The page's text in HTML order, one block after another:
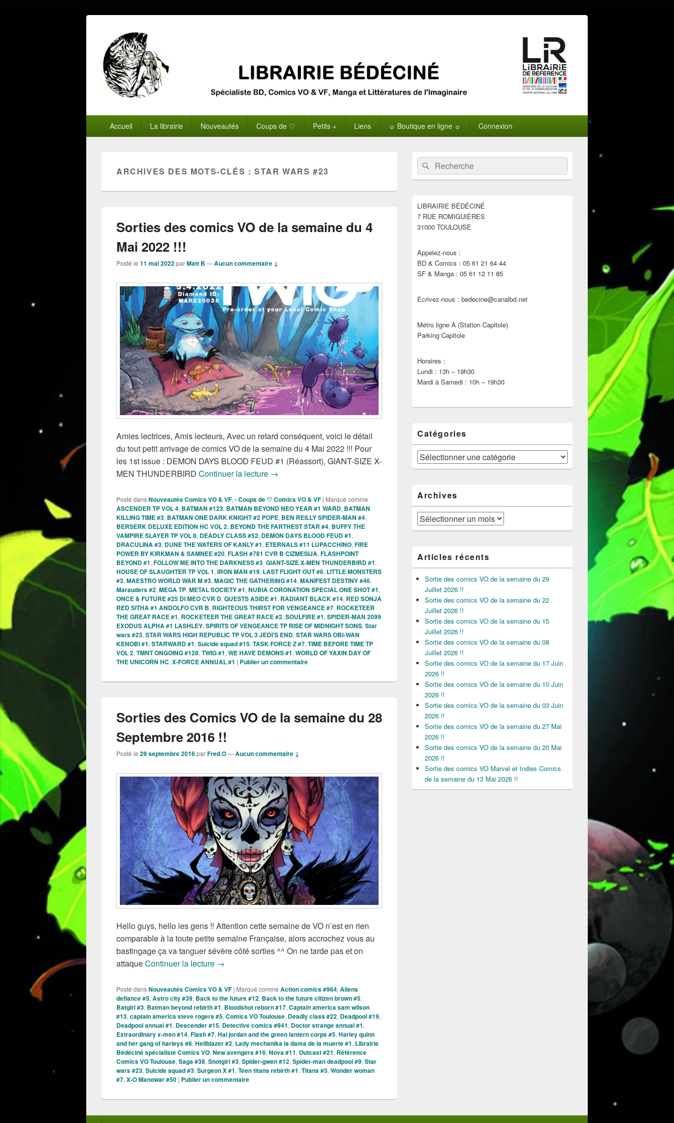
principalAccueil La librairie Nouveautés Coups de ♡ Petits + Liens ☼ Boutique en ligne ☼ Connexion
ARCHIVES DES MOTS-CLÉS :STAR WARS #23
Sorties des comics VO de la semaine du 4
Mai 2022 !!!
Posté le 11 mai 2022parMatt B —Aucun commentaire ↓
Amies lectrices, Amis lecteurs, Avec un retard conséquent, voici le détail
du tout petit arrivage de comics VO de la semaine du 4 Mai 2022 !!! Pour
les 1st issue : DEMON DAYS BLOOD FEUD #1 (Réassort), GIANT-SIZE X-
MEN THUNDERBIRD Continuer la lecture Sorties des comics VO de la semaine du 4 Mai 2022 !!!
→
Posté dansNouveautés Comics VO & VF, › Coups de ♡ Comics VO & VF | Marqué comme
ASCENDER TP VOL 4, BATMAN #123, BATMAN BEYOND NEO YEAR #1 WARD, BATMAN
KILLING TIME #3, BATMAN ONE DARK KNIGHT #2 POPE, BEN REILLY SPIDER-MAN #4,
BERSERK DELUXE EDITION HC VOL 2, BEYOND THE FARTHEST STAR #4, BUFFY THE
VAMPIRE SLAYER TP VOL 8, DEADLY CLASS #52, DEMON DAYS BLOOD FEUD #1,
DRACULINA #3, DUNE THE WATERS OF KANLY #1, ETERNALS #11 LUPACCHINO, FIRE
POWER BY KIRKMAN & SAMNEE #20, FLASH #781 CVR B CIZMESIJA, FLASHPOINT
BEYOND #1, FOLLOW ME INTO THE DARKNESS #3, GIANT-SIZE X-MEN THUNDERBIRD #1,
HOUSE OF SLAUGHTER TP VOL 1, IRON MAN #19, LAST FLIGHT OUT #6, LITTLE MONSTERS
#3, MAESTRO WORLD WAR M #3, MAGIC THE GATHERING #14, MANIFEST DESTINY #46,
Marauders #2, MEGA TP, METAL SOCIETY #1, NUBIA CORONATION SPECIAL ONE SHOT #1,
ONCE & FUTURE #25 DI MEO CVR D, QUESTS ASIDE #1, RADIANT BLACK #14, RED SONJA
RED SITHA #1 ANDOLFO CVR B, RIGHTEOUS THIRST FOR VENGEANCE #7, ROCKETEER
THE GREAT RACE #1, ROCKETEER THE GREAT RACE #2, SOULFIRE #1, SPIDER-MAN 2099
EXODUS ALPHA #1 LASHLEY, SPIRITS OF VENGEANCE TP RISE OF MIDNIGHT SONS, Star
wars #23, STAR WARS HIGH REPUBLIC TP VOL 3 JEDI'S END, STAR WARS OBI-WAN
KENOBI #1, STARWARD #1, Suicide squad #15, TASK FORCE Z #7, TIME BEFORE TIME TP
VOL 2, TMNT ONGOING #128, TWIG #1, WE HAVE DEMONS #1, WORLD OF YAXIN DAY OF
THE UNICORN HC, X-FORCE ANNUAL #1 | Publier un commentaire
Sorties des Comics VO de la semaine du 28
Septembre 2016 !!
Posté le 29 septembre 2016parFred.O—Aucun commentaire ↓
Hello guys, hello les gens !! Attention cette semaine de VO n’est en rien
comparable à la toute petite semaine Française, alors accrochez vous au
bastingage ça va tanguer sévère côté sorties ^^ On ne tarde pas et on
attaqueContinuer la lecture Sorties des Comics VO de la semaine du 28 Septembre 2016 !!
→
Posté dansNouveautés Comics VO & VF | Marqué comme Action comics #964, Aliens
defiance #5, Astro city #39, Back to the future #12, Back to the future citizen brown #5,
Batgirl #3, Batman beyond rebirth #1, Bloodshot reborn #17, Captain america sam wilson
#13, captain america steve rogers #5, Comics VO Toulouse, Deadly class #22, Deadpool #19,
Deadpool annual #1, Descender #15, Detective comics #941, Doctor strange annual #1,
Extraordinary x-men #14, Flash #7, Hal jordan and the green lantern corps #5, Harley quinn
and her gang of harleys #6, Hellblazer #2, Lady mechanika la dama de la muerte #1, Librairie
Bédéciné spécialiste Comics VO, New avengers #16, Nova #11, Outcast #21, Référence
Comics VO Toulouse, Saga #38, Snotgirl #3, Spider-gwen #12, Spider-man deadpool #9, Star
wars #23, Suicide squad #3, Surgeon X #1, Teen titans rebirth #1, Titans #3, Wonder woman
#7, X-O Manowar #50 | Publier un commentaire
Zone
principale
de
widget
barre
latérale
Recherche :Rechercher
LIBRAIRIE BÉDÉCINÉ
7 RUE ROMIGUIÈRES
31000 TOULOUSE
Appelez-nous :
BD & Comics : 05 61 21 64 44
SF & Manga : 05 61 12 11 85
Ecrivez-nous : bedecine@canalbd.net
Métro ligne A (Station Capitole)
Parking Capitole
Horaires :
Lundi : 13h – 19h30
Mardi à Samedi : 10h – 19h30
Catégories
Catégories
Archives
Archives
Articles récents
Sortie des comics VO de la semaine du 29
Juillet 2026 !!
Sortie des comics VO de la semaine du 22
Juillet 2026 !!
Sortie des comics VO de la semaine du 15
Juillet 2026 !!
Sortie des comics VO de la semaine du 08
Juillet 2026 !!
Sortie des comics VO de la semaine du 17 Juin
2026 !!
Sortie des comics VO de la semaine du 10 Juin
2026 !!
Sortie des comics VO de la semaine du 03 Juin
2026 !!
Sortie des comics VO de la semaine du 27 Mai
2026 !!
Sortie des comics VO de la semaine du 20 Mai
2026 !!
Sortie des comics VO Marvel et Indies Comics
de la semaine du 13 Mai 2026 !!